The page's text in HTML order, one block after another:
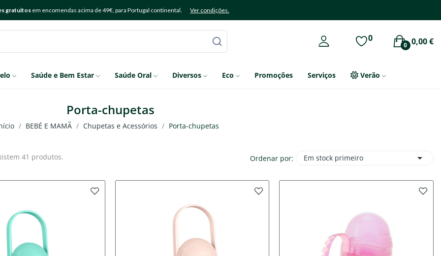
gratuitos em encomendas acima de 49€, para Portugal continental. Ver condições.
0 0,00 €
0
Saúde e Bem Estar Saúde Oral Diversos Eco Promoções Serviços Verão
Porta-chupetas
BEBÉ E MAMÃ Chupetas e Acessórios Porta-chupetas
41 produtos. Ordenar por: Em stock primeiro 